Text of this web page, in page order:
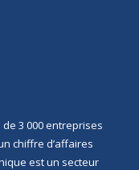
3 000 entreprises
chiffre d’affaires
est un secteur